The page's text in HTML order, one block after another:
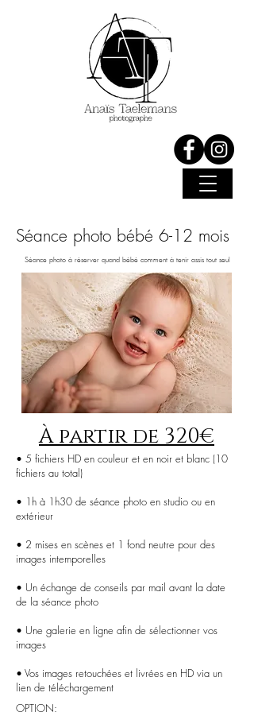
Séance photo bébé 6-12 mois
Séance photo à réserver quand bébé comment à tenir assis tout seul
À partir de320€
• 5 fichiers HD en couleur et en noir et blanc (10
fichiers au total)
• 1h à 1h30 de séance photo en studio ou en
extérieur
• 2 mises en scènes et 1 fond neutre pour des
images intemporelles
• Un échange de conseils par mail avant la date
de la séance photo
• Une galerie en ligne afin de sélectionner vos
images
• Vos images retouchées et livrées en HD via un
lien de téléchargement
OPTION: